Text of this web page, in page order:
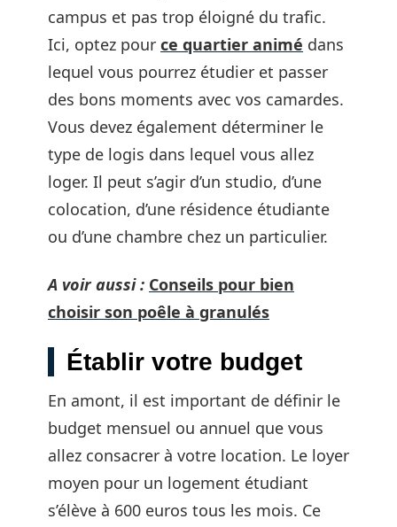
campus et pas trop éloigné du trafic.
Ici, optez pour ce quartier animé dans
lequel vous pourrez étudier et passer
des bons moments avec vos camardes.
Vous devez également déterminer le
type de logis dans lequel vous allez
loger. Il peut s’agir d’un studio, d’une
colocation, d’une résidence étudiante
ou d’une chambre chez un particulier.
A voir aussi : Conseils pour bien
choisir son poêle à granulés
Établir votre budget
En amont, il est important de définir le
budget mensuel ou annuel que vous
allez consacrer à votre location. Le loyer
moyen pour un logement étudiant
s’élève à 600 euros tous les mois. Ce